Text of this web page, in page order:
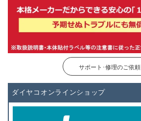
サポート･修理のご依頼
ダイヤコオンラインショップ